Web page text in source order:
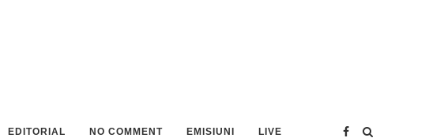
EDITORIAL NO COMMENT EMISIUNI LIVE